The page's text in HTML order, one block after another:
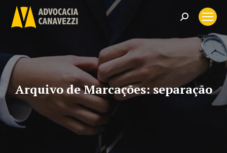
Search:
Arquivo de Marcações: separação